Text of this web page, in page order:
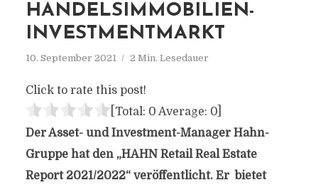
HANDELSIMMOBILIEN-
INVESTMENTMARKT
10. September 2021 2 Min. Lesedauer
Click to rate this post!
[Total: 0 Average: 0]
Der Asset- und Investment-Manager Hahn-
Gruppe hat den „HAHN Retail Real Estate
Report 2021/2022“ veröffentlicht. Er bietet